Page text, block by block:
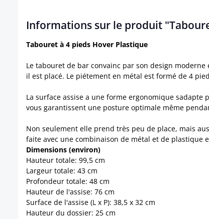
Informations sur le produit
Tabouret à 4 pieds Hover Plastique
Le tabouret de bar convainc par son design
il est placé. Le piétement en métal est formé de 4
La surface assise a une forme ergonomique
vous garantissent une posture optimale même
Non seulement elle prend très peu de place, mais
faite avec une combinaison de métal et de plastique
Dimensions (environ)
Hauteur totale: 99,5 cm
Largeur totale: 43 cm
Profondeur totale: 48 cm
Hauteur de l'assise: 76 cm
Surface de l'assise (L x P): 38,5 x 32 cm
Hauteur du dossier: 25 cm